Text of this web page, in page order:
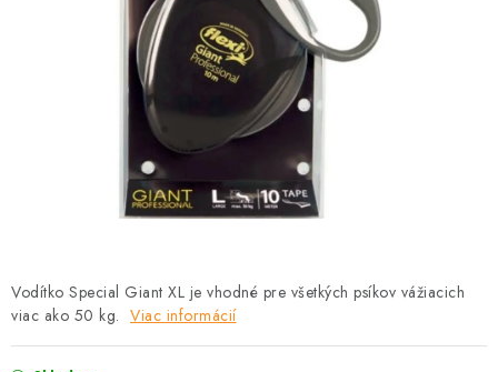
DEZINFEKČNÉ PROSTRIEDKY
VONKAJŠIE VTÁCTVO
Vodítko Special Giant XL je vhodné pre všetkých psíkov vážiacich
viac ako 50 kg. Viac informácií